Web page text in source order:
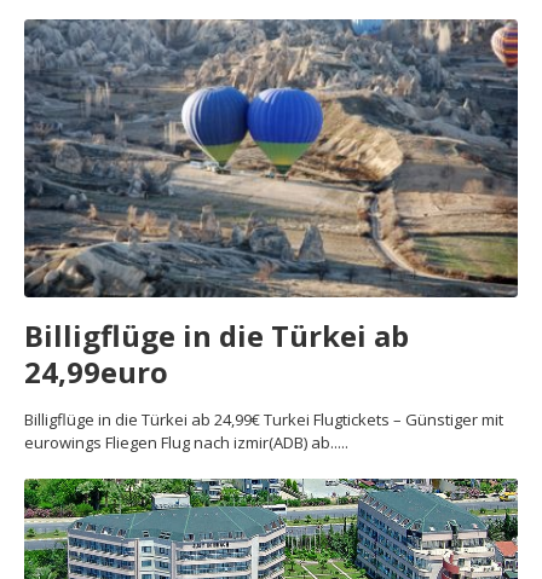
Billigflüge in die Türkei ab
24,99euro
Billigflüge in die Türkei ab 24,99€ Turkei Flugtickets – Günstiger mit
eurowings Fliegen‎ Flug nach izmir(ADB) ab.....